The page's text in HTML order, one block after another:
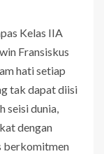
Kelas IIA
Fransiskus
hati setiap
tak dapat diisi
seisi dunia,
dengan
berkomitmen